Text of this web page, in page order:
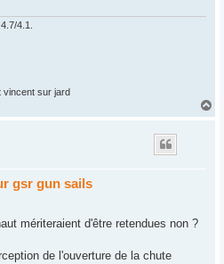
4.1.
vincent sur jard
a
gsr gun sails
mériteraient d'être retendues non ?
de l'ouverture de la chute